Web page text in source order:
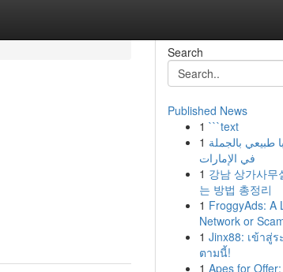
Search
Published News
1 ```text
1 طبيعي بالجملة
في الإمارات
1 강남 상가사무
는 방법 총정리
1 FroggyAds: A
Network or
1 Jinx88: เข้าสู่
ตามนี้!
1 Apes for